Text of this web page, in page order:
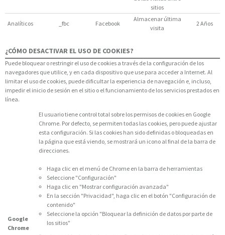
sitios
Analíticos _fbc Facebook
Almacenar última
visita
2 Años
¿CÓMO DESACTIVAR EL USO DE COOKIES?
Puede bloquear o restringir el uso de cookies a través de la configuración de los
navegadores que utilice, y en cada dispositivo que use para acceder a Internet. Al
limitar el uso de cookies, puede dificultar la experiencia de navegación e, incluso,
impedir el inicio de sesión en el sitio o el funcionamiento de los servicios prestados en
línea.
Google
Chrome
El usuario tiene control total sobre los permisos de cookies en Google
Chrome. Por defecto, se permiten todas las cookies, pero puede ajustar
esta configuración. Si las cookies han sido definidas o bloqueadas en
la página que está viendo, se mostrará un icono al final de la barra de
direcciones.
Haga clic en el menú de Chrome en la barra de herramientas
Seleccione "Configuración"
Haga clic en "Mostrar configuración avanzada"
En la sección "Privacidad", haga clic en el botón "Configuración de
contenido"
Seleccione la opción "Bloquear la definición de datos por parte de
los sitios"